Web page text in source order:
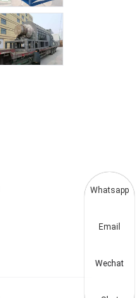
Whatsapp
Email
Wechat